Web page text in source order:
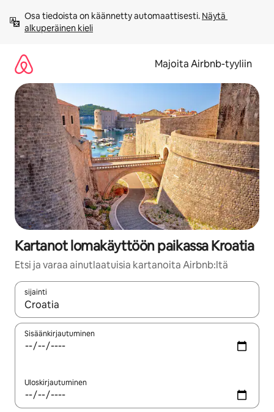
sisältö
väliin
Osa tiedoista on käännetty automaattisesti. Näytä
alkuperäinen kieli
Majoita Airbnb-tyyliin
Kartanot lomakäyttöön paikassa Kroatia
Etsi ja varaa ainutlaatuisia kartanoita Airbnb:ltä
sijainti
Kun tulokset ovat saatavilla, navigoi ylös- ja alas-
Sisäänkirjautuminen
Uloskirjautuminen